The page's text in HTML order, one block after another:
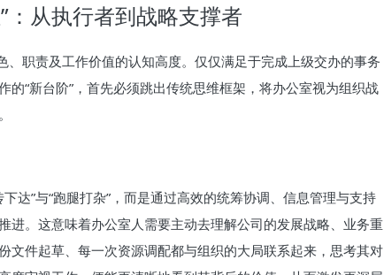
：从执行者到战略支撑者
、职责及工作价值的认知高度。仅仅满足于完成上级交办的事务
的“新台阶”，首先必须跳出传统思维框架，将办公室视为组织战
达”与“跑腿打杂”，而是通过高效的统筹协调、信息管理与支持
进。这意味着办公室人需要主动去理解公司的发展战略、业务重
文件起草、每一次资源调配都与组织的大局联系起来，思考其对